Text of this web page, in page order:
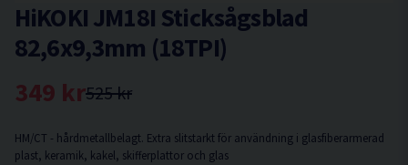
HiKOKI JM18I Sticksågsblad
82,6x9,3mm (18TPI)
525 kr
349 kr
HM/CT - hårdmetallbelagt. Extra slitstarkt för användning i glasfiberarmerad
plast, keramik, kakel, skifferplattor och glas